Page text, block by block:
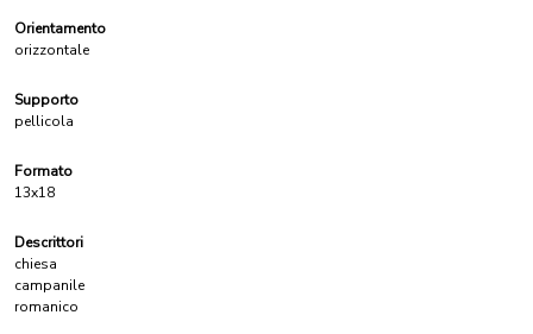
Orientamento
orizzontale
Supporto
pellicola
Formato
13x18
Descrittori
chiesa
campanile
romanico